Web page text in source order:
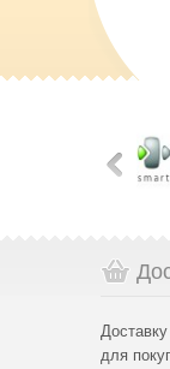
для